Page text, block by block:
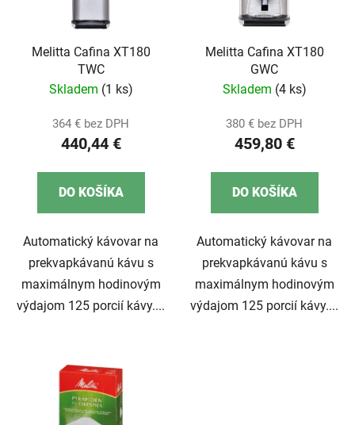
Melitta Cafina XT180
TWC
Skladem (1 ks)
364 € bez DPH
440,44 €
DO KOŠÍKA
Automatický kávovar na
prekvapkávanú kávu s
maximálnym hodinovým
výdajom 125 porcií kávy....
Melitta Cafina XT180
GWC
Skladem (4 ks)
380 € bez DPH
459,80 €
DO KOŠÍKA
Automatický kávovar na
prekvapkávanú kávu s
maximálnym hodinovým
výdajom 125 porcií kávy....